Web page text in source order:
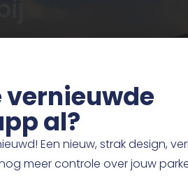
vernieuwde
al?
Een nieuw, strak design,
meer controle over jouw